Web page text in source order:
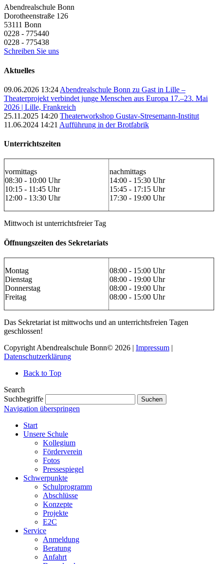
Abendrealschule Bonn
Dorotheenstraße 126
53111 Bonn
0228 - 775440
0228 - 775438
Schreiben Sie uns
Aktuelles
09.06.2026 13:24 Abendrealschule Bonn zu Gast in Lille –
Theaterprojekt verbindet junge Menschen aus Europa 17.–23. Mai
2026 | Lille, Frankreich
25.11.2025 14:20 Theaterworkshop Gustav-Stresemann-Institut
11.06.2024 14:21 Aufführung in der Brotfabrik
Unterrichtszeiten
vormittags
08:30 - 10:00 Uhr
10:15 - 11:45 Uhr
12:00 - 13:30 Uhr
nachmittags
14:00 - 15:30 Uhr
15:45 - 17:15 Uhr
17:30 - 19:00 Uhr
Mittwoch ist unterrichtsfreier Tag
Öffnungszeiten des Sekretariats
Montag
Dienstag
Donnerstag
Freitag
08:00 - 15:00 Uhr
08:00 - 19:00 Uhr
08:00 - 19:00 Uhr
08:00 - 15:00 Uhr
Das Sekretariat ist mittwochs und an unterrichtsfreien Tagen
geschlossen!
Copyright Abendrealschule Bonn© 2026 | Impressum |
Datenschutzerklärung
Back to Top
Search
Suchbegriffe
Suchen
Navigation überspringen
Start
Unsere Schule
Kollegium
Förderverein
Fotos
Pressespiegel
Schwerpunkte
Schulprogramm
Abschlüsse
Konzepte
Projekte
E2C
Service
Anmeldung
Beratung
Anfahrt